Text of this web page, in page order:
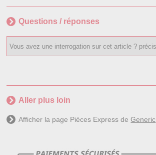
Questions / réponses
Aller plus loin
Afficher la page Pièces Express deGeneric